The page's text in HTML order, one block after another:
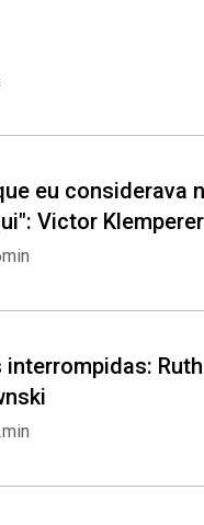
eu considerava
Victor Klemperer